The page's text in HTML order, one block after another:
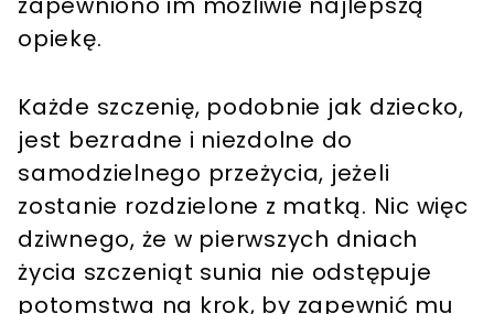
opiekę.
Każde szczenię, podobnie jak dziecko,
jest bezradne i niezdolne do
samodzielnego przeżycia, jeżeli
zostanie rozdzielone z matką. Nic więc
dziwnego, że w pierwszych dniach
życia szczeniąt sunia nie odstępuje
potomstwa na krok, by zapewnić mu